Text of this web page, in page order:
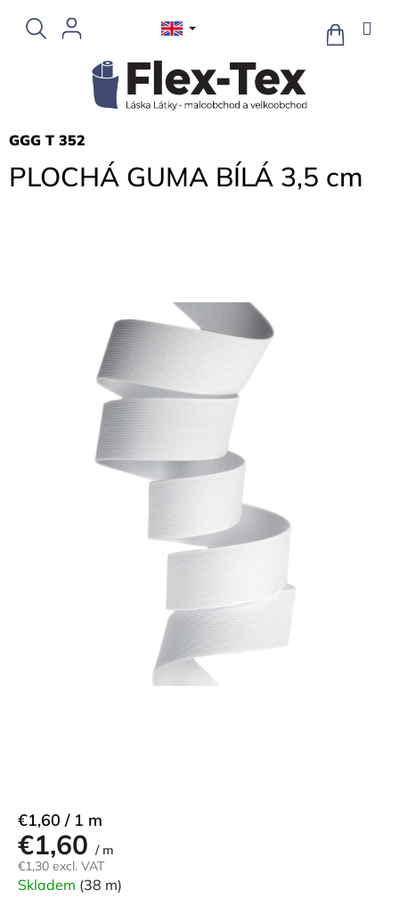
content
CART
PLOCHÁ GUMA BÍLÁ 3,5 cm
GGG T 352
€1,60 / m
€1,30 excl. VAT
Measure
price:
€1,60 / 1 m
Skladem (38 m)